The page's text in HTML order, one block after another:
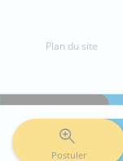
Postuler
Plan du site